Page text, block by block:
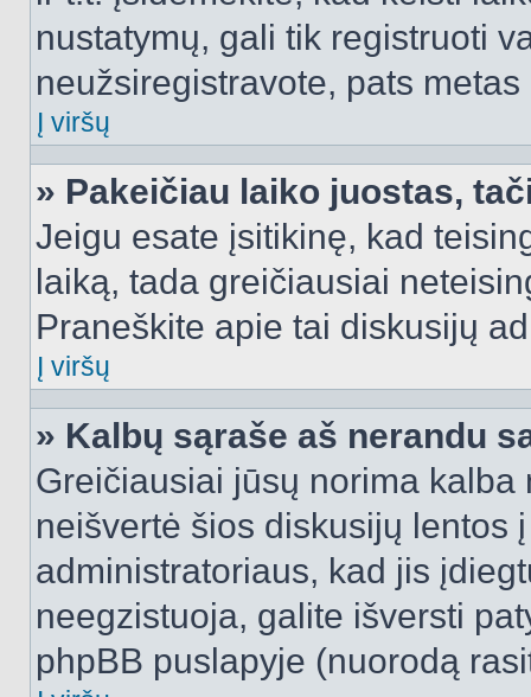
nustatymų, gali tik registruoti
neužsiregistravote, pats
Į viršų
» Pakeičiau laiko juostas,
Jeigu esate įsitikinę, kad
laiką, tada greičiausiai
Praneškite apie tai diskusijų
Į viršų
» Kalbų sąraše aš nerandu
Greičiausiai jūsų norima
neišvertė šios diskusijų lentos
administratoriaus, kad jis
neegzistuoja, galite išversti
phpBB puslapyje (nuorodą